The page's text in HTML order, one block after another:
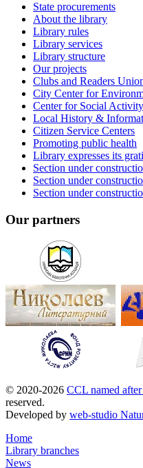
State procurements
About the library
Library rules
Library services
Library structure
Our projects
Clubs and Readers
City Center for
Center for Social
Local History &
Citizen Service Centers
Promoting public health
Library expresses its
Section under
Section under
Section under
Our partners
© 2020-2026 CCL named
reserved.
Developed by web-studio
Home
Library branches
News